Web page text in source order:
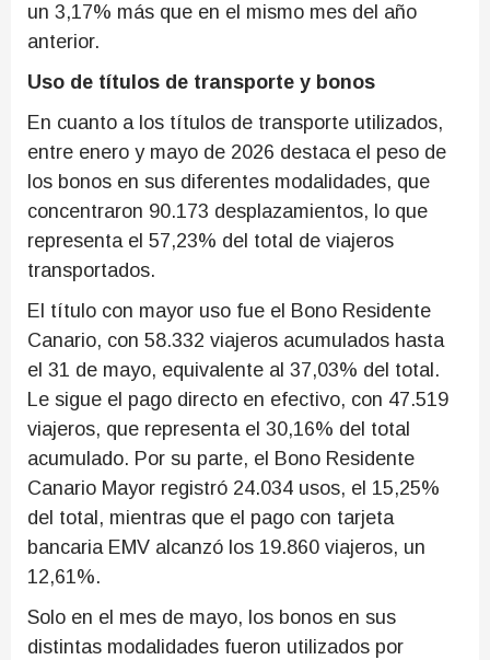
un 3,17% más que en el mismo mes del año
anterior.
Uso de títulos de transporte y bonos
En cuanto a los títulos de transporte utilizados,
entre enero y mayo de 2026 destaca el peso de
los bonos en sus diferentes modalidades, que
concentraron 90.173 desplazamientos, lo que
representa el 57,23% del total de viajeros
transportados.
El título con mayor uso fue el Bono Residente
Canario, con 58.332 viajeros acumulados hasta
el 31 de mayo, equivalente al 37,03% del total.
Le sigue el pago directo en efectivo, con 47.519
viajeros, que representa el 30,16% del total
acumulado. Por su parte, el Bono Residente
Canario Mayor registró 24.034 usos, el 15,25%
del total, mientras que el pago con tarjeta
bancaria EMV alcanzó los 19.860 viajeros, un
12,61%.
Solo en el mes de mayo, los bonos en sus
distintas modalidades fueron utilizados por